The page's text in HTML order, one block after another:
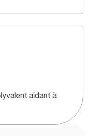
aidant à